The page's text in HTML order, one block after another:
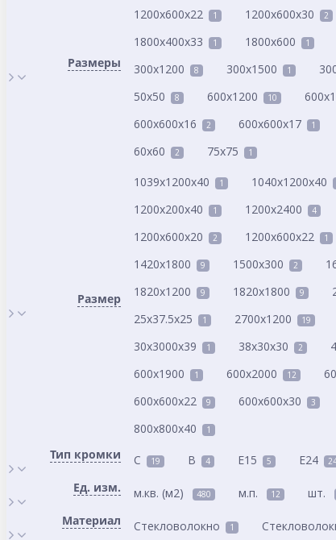
Размеры
1200x600x22 1 1200x600x30 2
1800x400x33 1 1800x600 1
300x1200 8 300x1500 1
50x50 8 600x1200 10
600x600x16 2 600x600x17 1
60x60 2 75x75 1
Размер
1039x1200x40 1 1040x1200x40
1200x200x40 1 1200x2400 4
1200x600x20 2 1200x600x22 1
1420x1800 9 1500x300 2
1820x1200 9 1820x1800 9
25x37.5x25 1 2700x1200 19
30x3000x39 1 38x30x30 2
600x1900 1 600x2000 12
600x600x22 9 600x600x30 3
800x800x40 1
Тип кромки C 19 B 4 E15 5 E24
Ед. изм. м.кв. (м2) 480 м.п. 12 шт.
Материал Cтекловолокно 1